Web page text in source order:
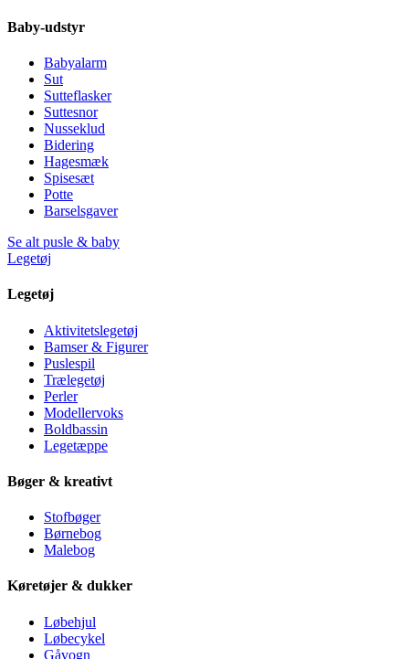
Baby-udstyr
Babyalarm
Sut
Sutteflasker
Suttesnor
Nusseklud
Bidering
Hagesmæk
Spisesæt
Potte
Barselsgaver
Se alt pusle & baby
Legetøj
Legetøj
Aktivitetslegetøj
Bamser & Figurer
Puslespil
Trælegetøj
Perler
Modellervoks
Boldbassin
Legetæppe
Bøger & kreativt
Stofbøger
Børnebog
Malebog
Køretøjer & dukker
Løbehjul
Løbecykel
Gåvogn